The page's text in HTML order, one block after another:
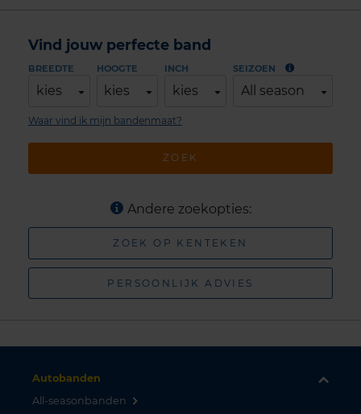
Vind jouw perfecte band
BREEDTE
kies
HOOGTE
kies
INCH
kies
SEIZOEN
All season
ZOEK
Waar vind ik mijn bandenmaat?
Andere zoekopties:
ZOEK OP KENTEKEN
PERSOONLIJK ADVIES
Autobanden
All-seasonbanden